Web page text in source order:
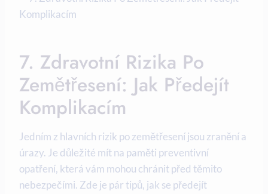
7. Zdravotní Rizika Po
Zemětřesení: Jak Předejít
Komplikacím
Jedním z hlavních rizik po zemětřesení jsou zranění a
úrazy. Je důležité mít na paměti preventivní
opatření, která vám mohou chránit před těmito
nebezpečími. Zde je pár tipů, jak se předejít